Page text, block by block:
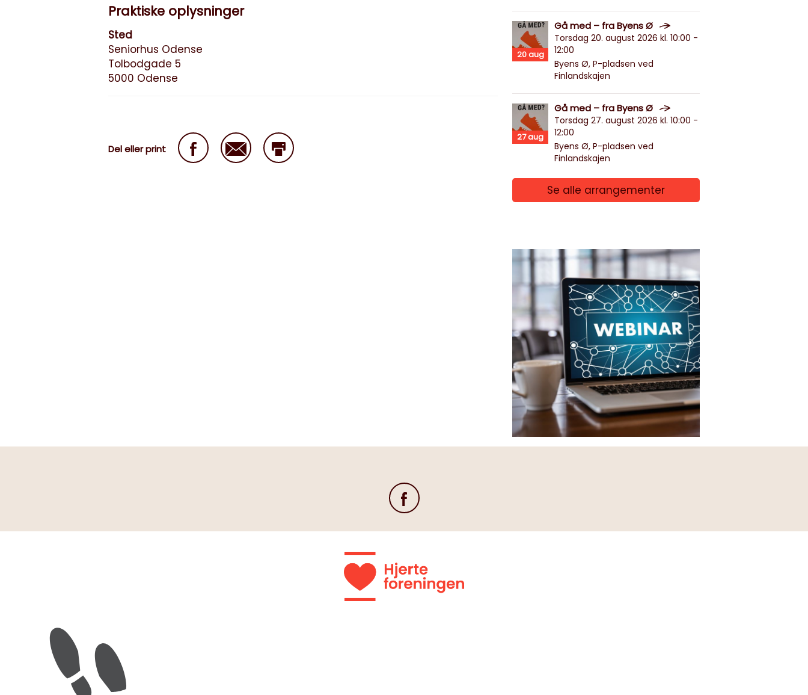
Praktiske oplysninger
Sted
Seniorhus Odense
Tolbodgade 5
5000 Odense
Del eller print
20aug
Gå med – fra Byens Ø
Torsdag 20. august 2026 kl. 10:00 -
12:00
Byens Ø, P-pladsen ved
Finlandskajen
27aug
Gå med – fra Byens Ø
Torsdag 27. august 2026 kl. 10:00 -
12:00
Byens Ø, P-pladsen ved
Finlandskajen
Se alle arrangementer